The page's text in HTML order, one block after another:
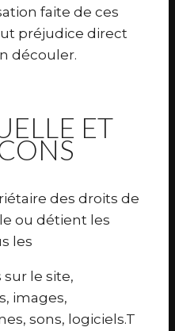
faite de ces
préjudice direct
découler.
ET
des droits de
ou détient les
les
le site,
images,
sons, logiciels.T